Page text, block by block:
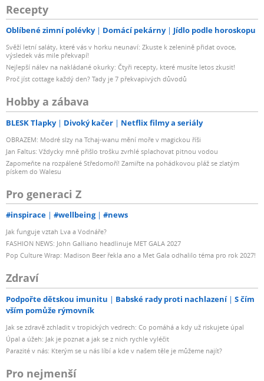
Recepty
Oblíbené zimní polévky Domácí pekárny Jídlo podle horoskopu
Svěží letní saláty, které vás v horku neunaví: Zkuste k zelenině přidat ovoce,
výsledek vás mile překvapí!
Nejlepší nálev na nakládané okurky: Čtyři recepty, které musíte letos zkusit!
Proč jíst cottage každý den? Tady je 7 překvapivých důvodů
Hobby a zábava
BLESK Tlapky Divoký kačer Netflix filmy a seriály
OBRAZEM: Modré slzy na Tchaj-wanu mění moře v magickou říši
Jan Faltus: Vždycky mně přišlo trošku zvrhlé splachovat pitnou vodou
Zapomeňte na rozpálené Středomoří! Zamiřte na pohádkovou pláž se zlatým
pískem do Walesu
Pro generaci Z
#inspirace #wellbeing #news
Jak funguje vztah Lva a Vodnáře?
FASHION NEWS: John Galliano headlinuje MET GALA 2027
Pop Culture Wrap: Madison Beer řekla ano a Met Gala odhalilo téma pro rok 2027!
Zdraví
Podpořte dětskou imunitu Babské rady proti nachlazení
S čím
vším pomůže rýmovník
Jak se zdravě zchladit v tropických vedrech: Co pomáhá a kdy už riskujete úpal
Úpal a úžeh: Jak je poznat a jak se z nich rychle vyléčit
Parazité v nás: Kterým se u nás líbí a kde v našem těle je můžeme najít?
Pro nejmenší